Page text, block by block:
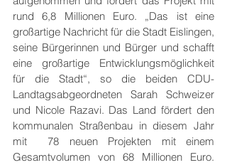
rund 6,8 Millionen Euro. „Das ist eine
großartige Nachricht für die Stadt Eislingen,
seine Bürgerinnen und Bürger und schafft
eine großartige Entwicklungsmöglichkeit
für die Stadt“, so die beiden CDU-
Landtagsabgeordneten Sarah Schweizer
und Nicole Razavi. Das Land fördert den
kommunalen Straßenbau in diesem Jahr
mit  78 neuen Projekten mit einem
Gesamtvolumen von 68 Millionen Euro.